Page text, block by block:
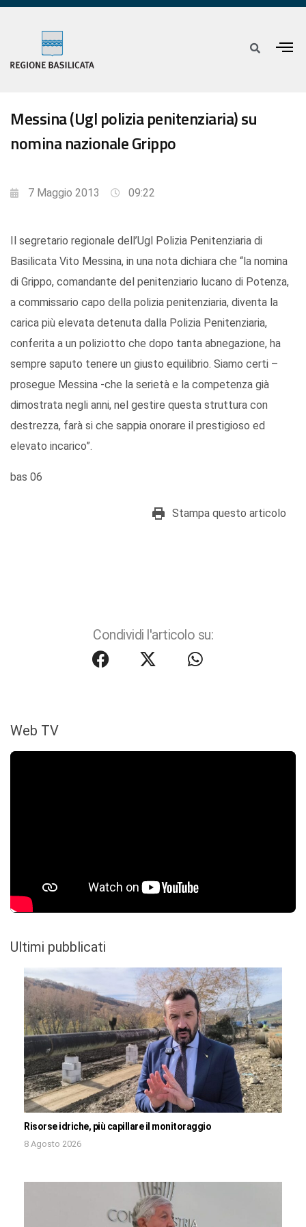
Messina (Ugl polizia penitenziaria) su
nomina nazionale Grippo
7 Maggio 2013 09:22
Il segretario regionale dell’Ugl Polizia Penitenziaria di
Basilicata Vito Messina, in una nota dichiara che “la nomina
di Grippo, comandante del penitenziario lucano di Potenza,
a commissario capo della polizia penitenziaria, diventa la
carica più elevata detenuta dalla Polizia Penitenziaria,
conferita a un poliziotto che dopo tanta abnegazione, ha
sempre saputo tenere un giusto equilibrio. Siamo certi –
prosegue Messina -che la serietà e la competenza già
dimostrata negli anni, nel gestire questa struttura con
destrezza, farà si che sappia onorare il prestigioso ed
elevato incarico”.
bas 06
Stampa questo articolo
Condividi l'articolo su:
Web TV
Ultimi pubblicati
Risorse idriche, più capillare il monitoraggio
8 Agosto 2026